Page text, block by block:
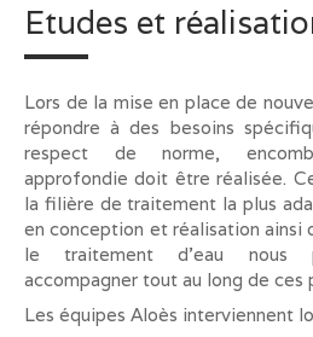
Etudes et
Lors de la mise en place de
répondre à des besoins
respect de norme,
approfondie doit être réalisée.
la filière de traitement la plus
en conception et réalisation ainsi
le traitement d’eau nous
accompagner tout au long de ces
Les équipes Aloès interviennent